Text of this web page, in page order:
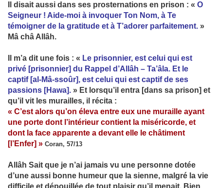
Il disait aussi dans ses prosternations en prison : « O
Seigneur ! Aide-moi à invoquer Ton Nom, à Te
témoigner de la gratitude et à T’adorer parfaitement. »
Mâ châ Allâh.
Il m’a dit une fois : « Le prisonnier, est celui qui est
privé [prisonnier] du Rappel d’Allâh – Ta’âla. Et le
captif [al-Mâ-ssoûr], est celui qui est captif de ses
passions [Hawa]. » Et lorsqu’il entra [dans sa prison] et
qu’il vit les murailles, il récita :
« C’est alors qu’on éleva entre eux une muraille ayant
une porte dont l’intérieur contient la miséricorde, et
dont la face apparente a devant elle le châtiment
[l’Enfer] » Coran, 57/13
Allâh Sait que je n’ai jamais vu une personne dotée
d’une aussi bonne humeur que la sienne, malgré la vie